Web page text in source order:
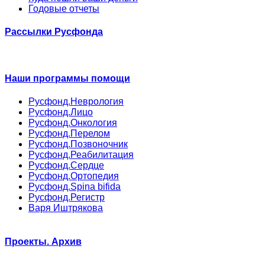
Годовые отчеты
Рассылки Русфонда
Наши программы помощи
Русфонд.Неврология
Русфонд.Лицо
Русфонд.Онкология
Русфонд.Перелом
Русфонд.Позвоночник
Русфонд.Реабилитация
Русфонд.Сердце
Русфонд.Ортопедия
Русфонд.Spina bifida
Русфонд.Регистр
Варя Иштрякова
Проекты. Архив